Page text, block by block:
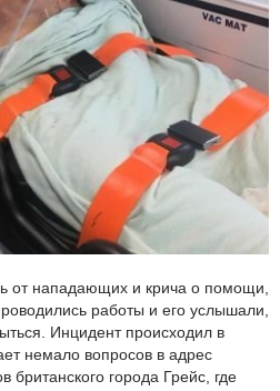
от нападающих и крича о помощи,
работы и его услышали,
Инцидент происходил в
немало вопросов в адрес
британского города Грейс, где